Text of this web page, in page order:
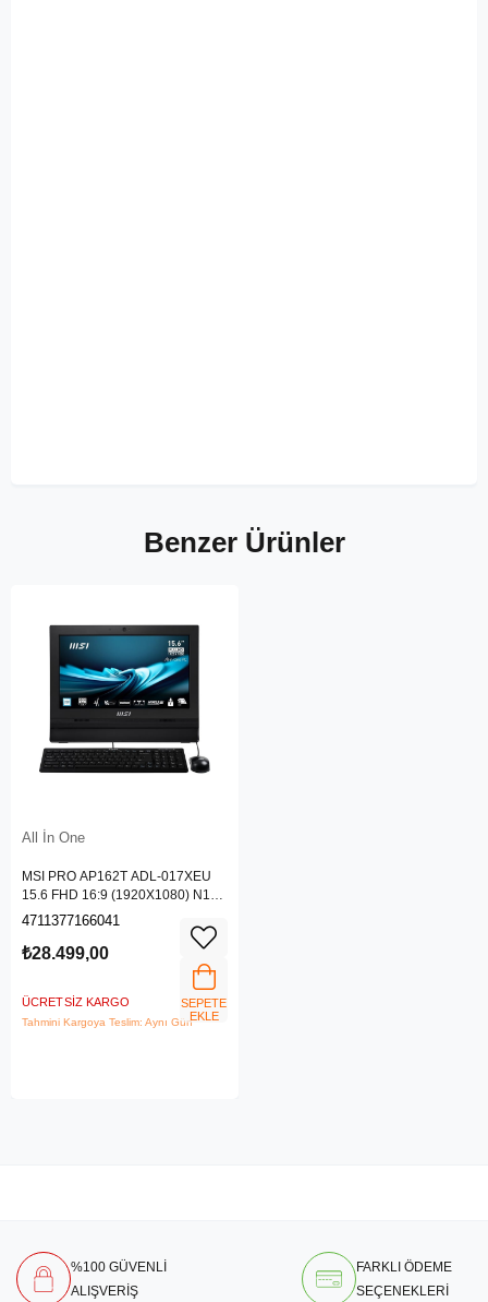
Benzer Ürünler
All İn One
MSI PRO AP162T ADL-017XEU
15.6 FHD 16:9 (1920X1080) N100
4GB DDR4 256GB SSD DOS AIO
4711377166041
₺28.499,00
ÜCRETSIZ KARGO
Tahmini Kargoya Teslim: Aynı Gün
SEPETE
EKLE
%100 GÜVENLİ
ALIŞVERİŞ
FARKLI ÖDEME
SEÇENEKLERİ